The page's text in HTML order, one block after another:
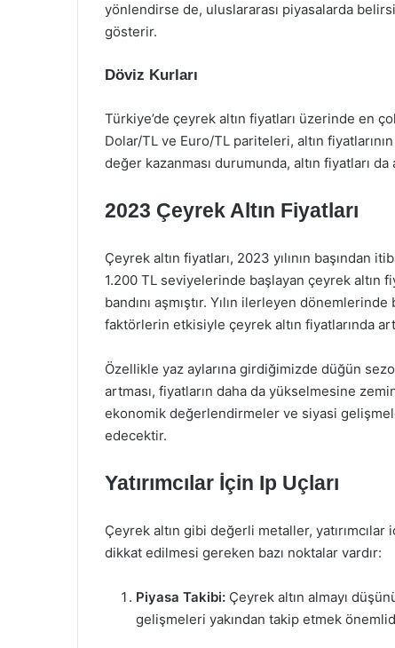
yönlendirse de, uluslararası piyasalarda
gösterir.
Döviz Kurları
Türkiye’de çeyrek altın fiyatları üzerinde en
Dolar/TL ve Euro/TL pariteleri, altın
değer kazanması durumunda, altın fiyatları
2023 Çeyrek Altın Fiyatları
Çeyrek altın fiyatları, 2023 yılının başından
1.200 TL seviyelerinde başlayan çeyrek altın
bandını aşmıştır. Yılın ilerleyen
faktörlerin etkisiyle çeyrek altın fiyatlarında
Özellikle yaz aylarına girdiğimizde düğün
artması, fiyatların daha da yükselmesine
ekonomik değerlendirmeler ve siyasi
edecektir.
Yatırımcılar İçin Ip Uçları
Çeyrek altın gibi değerli metaller,
dikkat edilmesi gereken bazı noktalar vardır:
Piyasa Takibi: Çeyrek altın almayı
gelişmeleri yakından takip etmek